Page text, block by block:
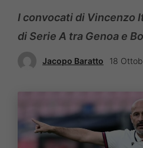
I convocati di Vincenzo
di Serie A tra Genoa e
Jacopo Baratto 18